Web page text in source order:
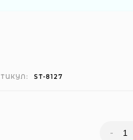
ST-8127
-